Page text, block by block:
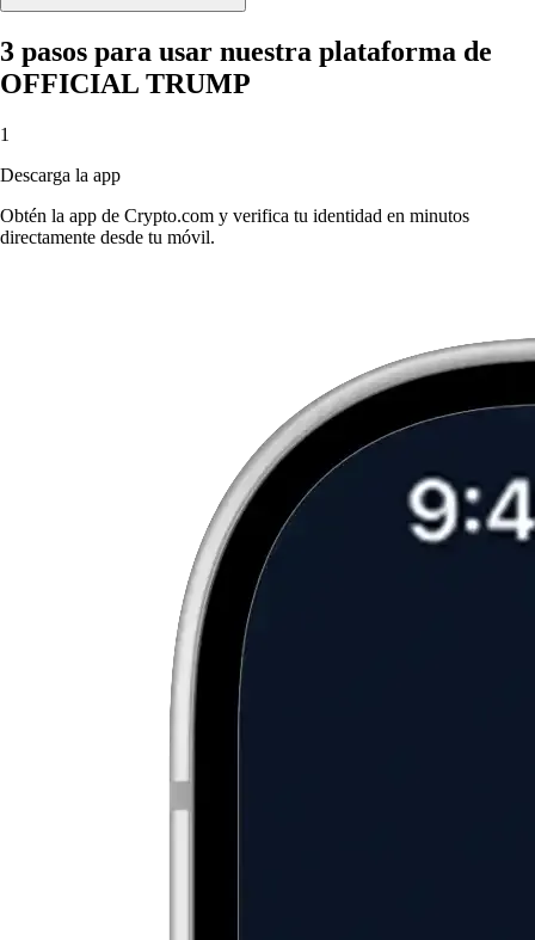
3 pasos para usar nuestra plataforma de
OFFICIAL TRUMP
1
Descarga la app
Obtén la app de Crypto.com y verifica tu identidad en minutos
directamente desde tu móvil.